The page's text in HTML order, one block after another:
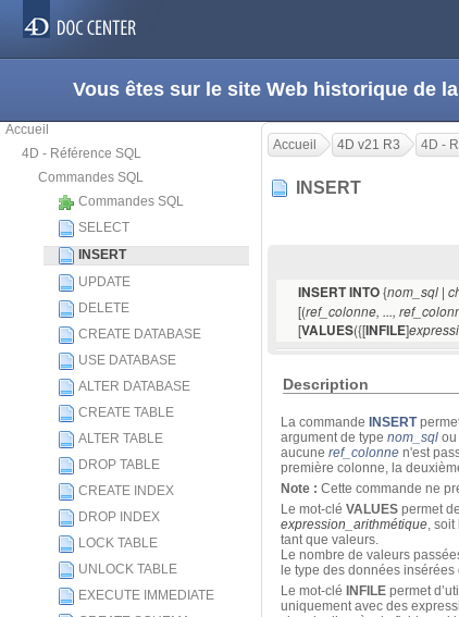
Vous êtes sur le site Web historique de
Accueil
4D - Référence SQL
Commandes SQL
Commandes SQL
SELECT
INSERT
UPDATE
DELETE
CREATE DATABASE
USE DATABASE
ALTER DATABASE
CREATE TABLE
ALTER TABLE
DROP TABLE
CREATE INDEX
DROP INDEX
LOCK TABLE
UNLOCK TABLE
EXECUTE IMMEDIATE
Accueil 4D v21 R3 4D -
INSERT
INSERT INTO{nom_sql |
[(ref_colonne, ...,
[VALUES({[INFILE]
Description
La commande INSERT
argument de type nom_sql ou
aucune ref_colonne n'est
première colonne, la
Note : Cette commande ne
Le mot-clé VALUES permet
expression_arithmétique, soit
tant que valeurs.
Le nombre de valeurs
le type des données
Le mot-clé
INFILE permet
uniquement avec des